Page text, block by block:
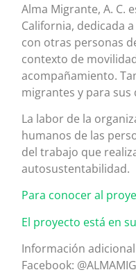
Alma Migrante, A. C.
California, dedicada
con otras personas
contexto de
acompañamiento.
migrantes y para
La labor de la
humanos de las
del trabajo que
autosustentabilidad.
Para conocer al
El proyecto está en
Información
Facebook: